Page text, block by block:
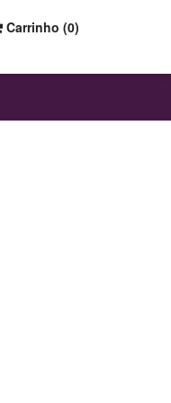
Carrinho (0)